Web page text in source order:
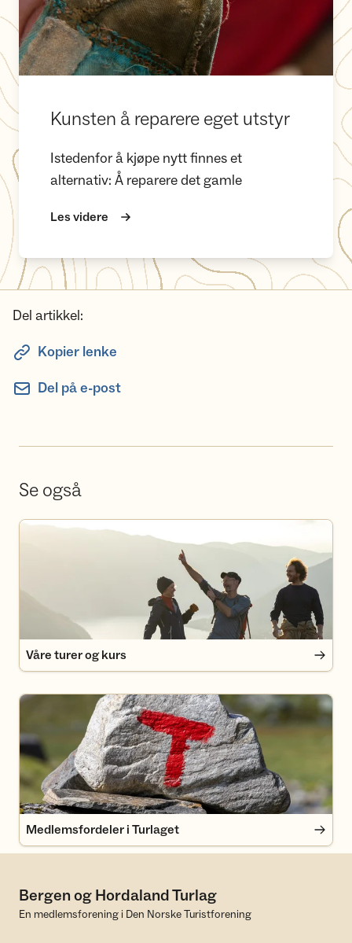
Kunsten å reparere eget utstyr
Istedenfor å kjøpe nytt finnes et
alternativ: Å reparere det gamle
Les videre
Del artikkel:
Kopier lenke
Del på e-post
Se også
Våre turer og kurs
Våre turer og kurs
Medlemsfordeler i Turlaget
Medlemsfordeler i Turlaget
Bergen og Hordaland Turlag
En medlemsforening i Den Norske Turistforening